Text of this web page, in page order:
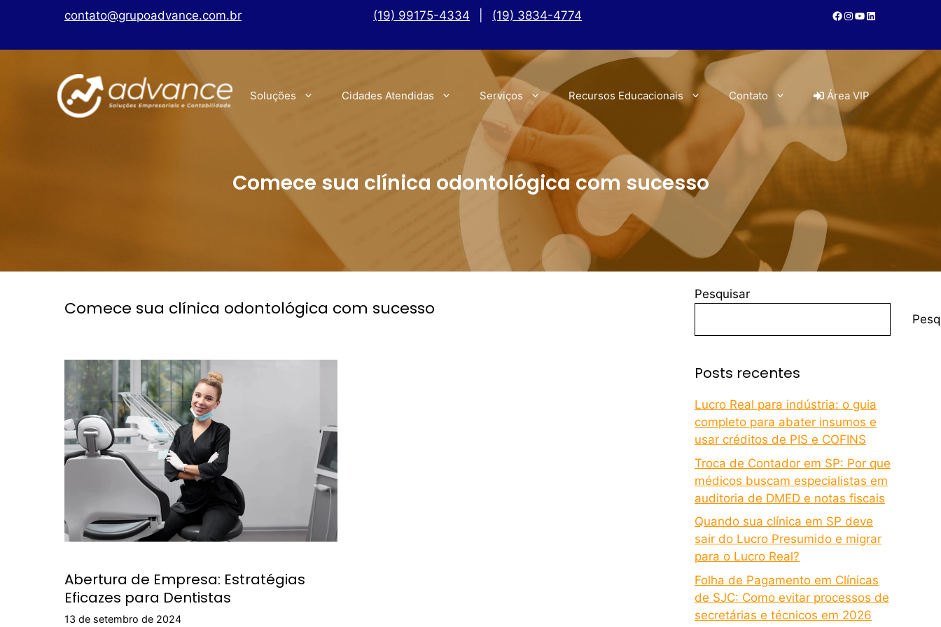
contato@grupoadvance.com.br (19) 99175-4334 (19) 3834-4774
Soluções Cidades Atendidas Serviços Recursos Educacionais Contato Área VIP
Comece sua clínica odontológica com sucesso
Comece sua clínica odontológica com sucesso
Abertura de Empresa: Estratégias
Eficazes para Dentistas
13 de setembro de 2024
Pesquisar
Posts recentes
Lucro Real para indústria: o guia
completo para abater insumos e
usar créditos de PIS e COFINS
Troca de Contador em SP: Por que
médicos buscam especialistas em
auditoria de DMED e notas fiscais
Quando sua clínica em SP deve
sair do Lucro Presumido e migrar
para o Lucro Real?
Folha de Pagamento em Clínicas
de SJC: Como evitar processos de
secretárias e técnicos em 2026